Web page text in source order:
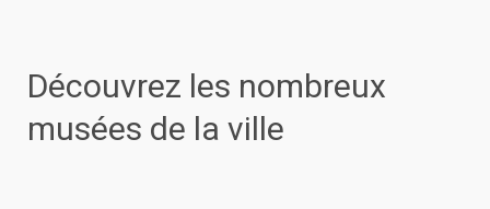
Découvrez les nombreux
musées de la ville